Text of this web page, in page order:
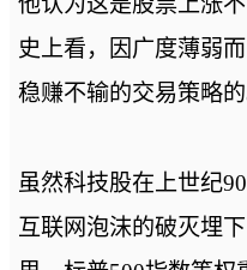
史上看，因广度薄弱
稳赚不输的交易策略的
虽然科技股在上世纪
互联网泡沫的破灭埋